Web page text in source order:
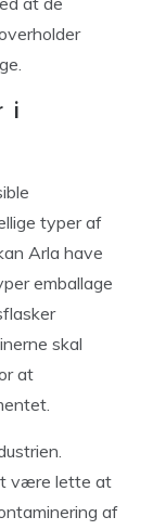
i
typer af
Arla have
emballage
skal
at
være lette at
af